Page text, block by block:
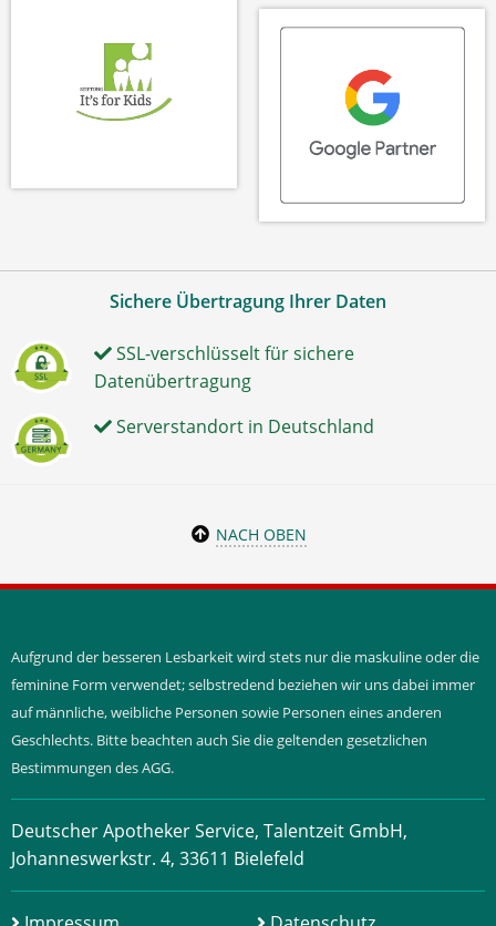
Sichere Übertragung Ihrer Daten
SSL-verschlüsselt für sichere
Datenübertragung
Serverstandort in Deutschland
NACH OBEN
Aufgrund der besseren Lesbarkeit wird stets nur die maskuline oder die
feminine Form verwendet; selbstredend beziehen wir uns dabei immer
auf männliche, weibliche Personen sowie Personen eines anderen
Geschlechts. Bitte beachten auch Sie die geltenden gesetzlichen
Bestimmungen des AGG.
Deutscher Apotheker Service, Talentzeit GmbH,
Johanneswerkstr. 4, 33611 Bielefeld